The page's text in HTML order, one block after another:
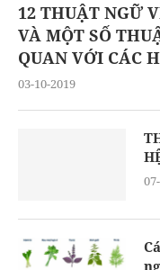
12 THUẬT NGỮ
VÀ MỘT SỐ
QUAN VỚI CÁC
03-10-2019